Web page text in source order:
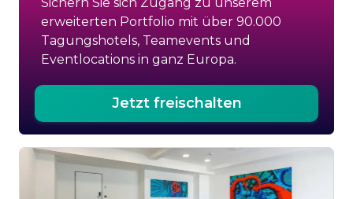
erweiterten Portfolio mit über 90.000
Tagungshotels, Teamevents und
Eventlocations in ganz Europa.
Jetzt freischalten